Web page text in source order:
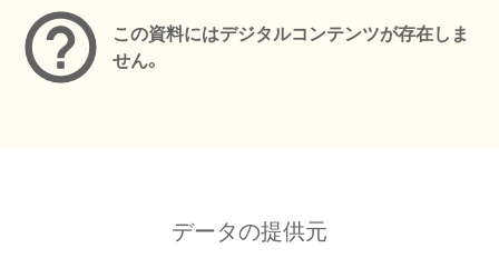
この資料にはデジタルコンテンツが存在しま
せん。
データの提供元